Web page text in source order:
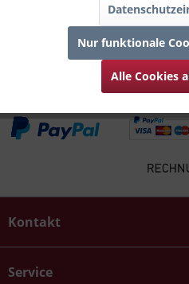
Kunden kauften auch
Kunden haben sich ebenfalls
Kontakt
Service
Nur funktionale
Alle Cookies